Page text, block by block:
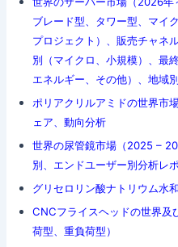
ブレード型、タワー型、マイ
プロジェクト）、販売チャネ
別（マイクロ、小規模）、最
エネルギー、その他）、地域別
ポリアクリルアミドの世界市
ェア、動向分析
世界の尿管鏡市場（2025 –
別、エンドユーザー別分析レ
グリセロリン酸ナトリウム水
CNCフライスヘッドの世界及
荷型、重負荷型）